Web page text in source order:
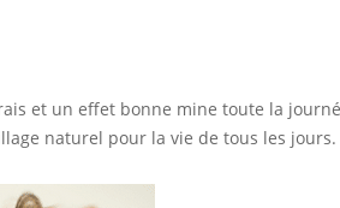
et un effet bonne mine toute la
naturel pour la vie de tous les jours.